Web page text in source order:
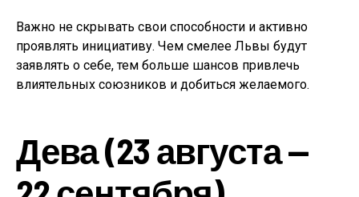
Важно не скрывать свои способности и активно
проявлять инициативу. Чем смелее Львы будут
заявлять о себе, тем больше шансов привлечь
влиятельных союзников и добиться желаемого.
Дева (23 августа —